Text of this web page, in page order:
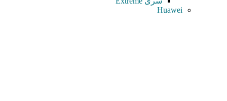
Huawei